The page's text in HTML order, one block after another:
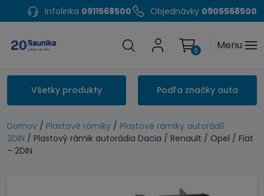
Infolinka 0911568500 Objednávky 0905568500
Menu
0
Všetky produkty Podľa značky auta
Domov / Plastové rámiky / Plastové rámiky autorádií
2DIN / Plastový rámik autorádia Dacia / Renault / Opel / Fiat
– 2DIN